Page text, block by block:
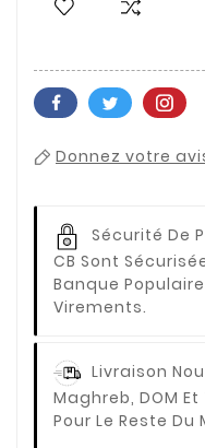
Donnez votre
Sécurité De
CB Sont
Banque
Virements.
Livraison
Maghreb, DOM
Pour Le Reste Du